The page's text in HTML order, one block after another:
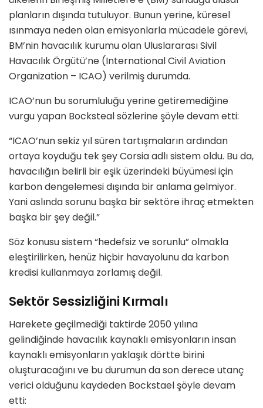
planların dışında tutuluyor. Bunun yerine, küresel
ısınmaya neden olan emisyonlarla mücadele görevi,
BM’nin havacılık kurumu olan Uluslararası Sivil
Havacılık Örgütü’ne (International Civil Aviation
Organization – ICAO) verilmiş durumda.
ICAO’nun bu sorumluluğu yerine getiremediğine
vurgu yapan Bocksteal sözlerine şöyle devam etti:
“ICAO’nun sekiz yıl süren tartışmaların ardından
ortaya koyduğu tek şey Corsia adlı sistem oldu. Bu da,
havacılığın belirli bir eşik üzerindeki büyümesi için
karbon dengelemesi dışında bir anlama gelmiyor.
Yani aslında sorunu başka bir sektöre ihraç etmekten
başka bir şey değil.”
Söz konusu sistem “hedefsiz ve sorunlu” olmakla
eleştirilirken, henüz hiçbir havayolunu da karbon
kredisi kullanmaya zorlamış değil.
Sektör Sessizliğini Kırmalı
Harekete geçilmediği taktirde 2050 yılına
gelindiğinde havacılık kaynaklı emisyonların insan
kaynaklı emisyonların yaklaşık dörtte birini
oluşturacağını ve bu durumun da son derece utanç
verici olduğunu kaydeden Bockstael şöyle devam
etti: